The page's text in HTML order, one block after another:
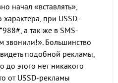
начал «вставлять»,
при USSD-
а так же в SMS-
звонили!». Большинство
подобной рекламы,
этого нет никакого
от USSD-рекламы